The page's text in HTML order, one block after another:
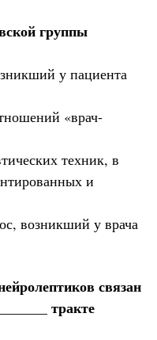
группы
у пациента
«врач-
техник, в
и
возникший у врача
связан
тракте